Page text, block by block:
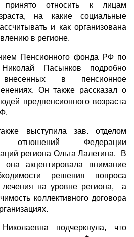
относить к лицам
на какие социальные
и как организована
в регионе.
Пенсионного фонда РФ по
Пасынков подробно
в пенсионное
Он также рассказал о
предпенсионного возраста
выступила зав. отделом
отношений Федерации
региона Ольга Лалетина. В
акцентировала внимание
решения вопроса
лечения на уровне региона, а
коллективного договора
подчеркнула, что